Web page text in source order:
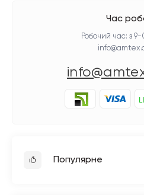
Час
Робочий час: з
Популярне